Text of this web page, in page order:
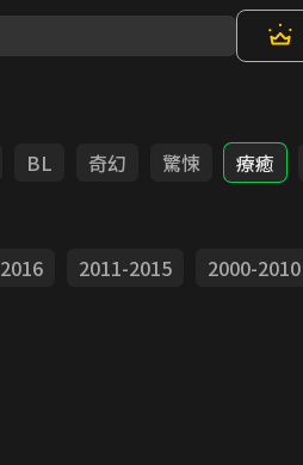
BL 奇幻 驚悚 療癒
2016 2011-2015
2000-2010